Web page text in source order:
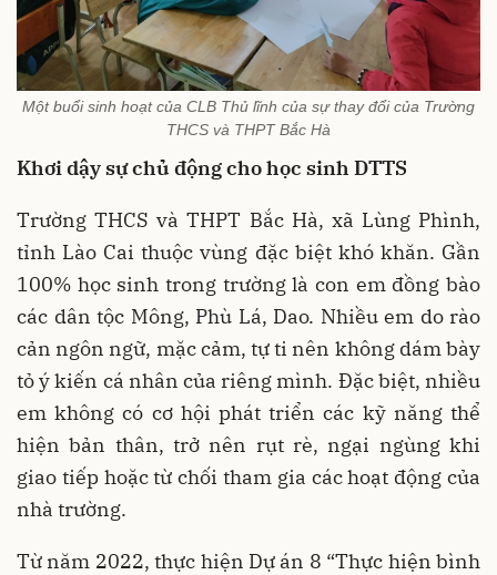
Một buổi sinh hoạt của CLB Thủ lĩnh của sự thay đổi của Trường
THCS và THPT Bắc Hà
Khơi dậy sự chủ động cho học sinh DTTS
Trường THCS và THPT Bắc Hà, xã Lùng Phình,
tỉnh Lào Cai thuộc vùng đặc biệt khó khăn. Gần
100% học sinh trong trường là con em đồng bào
các dân tộc Mông, Phù Lá, Dao. Nhiều em do rào
cản ngôn ngữ, mặc cảm, tự ti nên không dám bày
tỏ ý kiến cá nhân của riêng mình. Đặc biệt, nhiều
em không có cơ hội phát triển các kỹ năng thể
hiện bản thân, trở nên rụt rè, ngại ngùng khi
giao tiếp hoặc từ chối tham gia các hoạt động của
nhà trường.
Từ năm 2022, thực hiện Dự án 8 “Thực hiện bình